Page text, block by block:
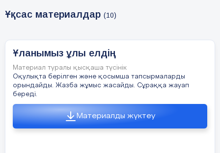
Қазақстан Республикасының туы
ІІ жүргізуші:
Түсініп терең, өмірдің мәнін,
Жалынды жастар, сендерсің сәнім
Беретін бойға күш - қуат, жігер
Шырқалсын шаттық Әнұранәнім!
Ұқсас материалдар (10)
Ұланымыз ұлы елдің
Материал туралы қысқаша түсінік
Оқулықта берілген және қосымша тапсырмаларды
орындайды. Жазба жұмыс жасайды. Сұраққа жауап
береді.
Материалды жүктеу